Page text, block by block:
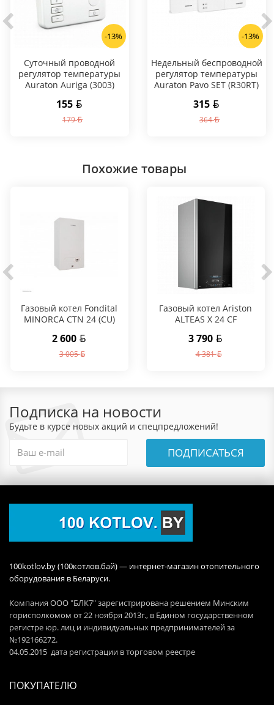
-13%
Суточный проводной
регулятор температуры
Auraton Auriga (3003)
155
179
-13%
Hедельный беспроводной
регулятор температуры
Auraton Pavo SET (R30RT)
315
364
Похожие товары
Газовый котел Fondital
MINORCA CTN 24 (CU)
2 600
3 005
Газовый котел Ariston
ALTEAS X 24 CF
3 790
4 381
Подписка на новости
Будьте в курсе новых акций и спецпредложений!
ПОДПИСАТЬСЯ
100kotlov.by (100котлов.бай) — интернет-магазин отопительного
оборудования в Беларуси.
Компания ООО "БЛК7" зарегистрирована решением Минским
горисполкомом от 22 ноября 2013г., в Едином государственном
регистре юр. лиц и индивидуальных предпринимателей за
№192166272.
04.05.2015 дата регистрации в торговом реестре
ПОКУПАТЕЛЮ